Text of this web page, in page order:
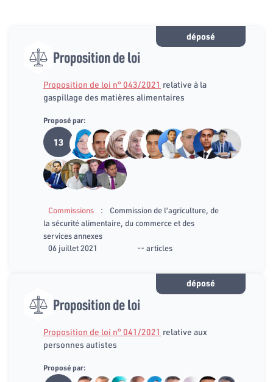
déposé
Proposition de loi
Proposition de loi n° 043/2021 relative à la
gaspillage des matières alimentaires
Proposé par:
13
Commissions :
Commission de l’agriculture, de
la sécurité alimentaire, du commerce et des
services annexes
06 juillet 2021
-- articles
déposé
Proposition de loi
Proposition de loi n° 041/2021 relative aux
personnes autistes
Proposé par: